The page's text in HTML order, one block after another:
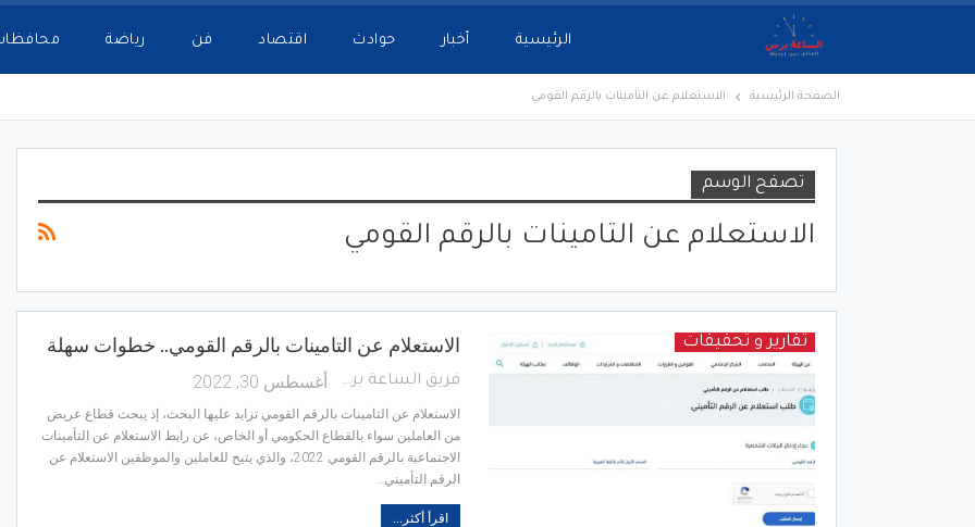
الرئيسية أخبار حوادث اقتصاد فن رياضة
الصفحة الرئيسية الاستعلام عن التامينات بالرقم القومي
تصفح الوسم
الاستعلام عن التامينات بالرقم القومي
تقارير و تحقيقات الاستعلام عن التامينات بالرقم القومي.. خطوات سهلة
فريق الساعة برس أغسطس 30, 2022
الاستعلام عن التامينات بالرقم القومي تزايد عليها البحث، إذ يبحث قطاع عريض
من العاملين سواء بالقطاع الحكومي أو الخاص، عن رابط​​​ الاستعلام عن التأمينات
الاجتماعية بالرقم القومي 2022، والذي يتيح للعاملين والموظفين الاستعلام عن
الرقم التأميني…
اقرأ أكثر...